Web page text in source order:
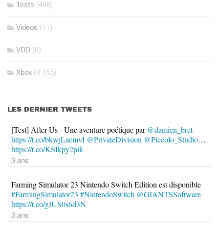
Tests (498)
Videos (11)
VOD (6)
Xbox (4 155)
LES DERNIER TWEETS
[Test] After Us - Une aventure poétique par @damien_bret
https://t.co/bkwjLacmvI @PrivateDivision @Piccolo_Studio…
https://t.co/KSIkpy2pik
3 ans
Farming Simulator 23 Nintendo Switch Edition est disponible
#FarmingSimulator23 #NintendoSwitch @GIANTSSoftware
https://t.co/gIUS0s6d3N
3 ans